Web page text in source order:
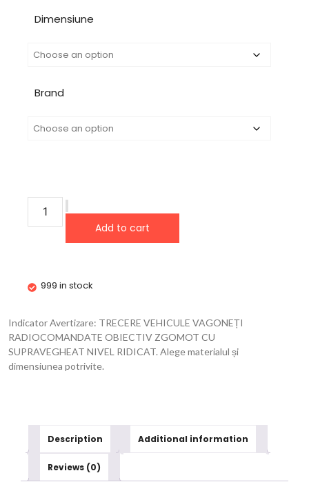
Dimensiune
Brand
Add to cart
999 in stock
Indicator Avertizare: TRECERE VEHICULE VAGONEȚI
RADIOCOMANDATE OBIECTIV ZGOMOT CU
SUPRAVEGHEAT NIVEL RIDICAT. Alege materialul și
dimensiunea potrivite.
Description Additional information
Reviews (0)